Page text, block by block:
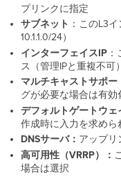
プリンクに指定
サブネット ：このL3
10.1.1.0/24）
インターフェイスIP：
ス（管理IPと重複不可）
マルチキャストサポー
グが必要な場合は有効
デフォルトゲートウェ
作成時に入力を求めら
DNSサーバ： アップリ
高可用性（VRRP）：
場合は選択